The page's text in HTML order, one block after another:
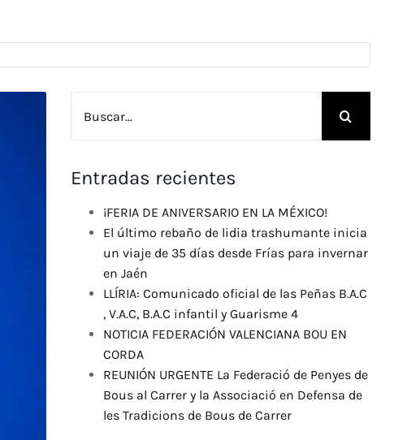
Entradas recientes
¡FERIA DE ANIVERSARIO EN LA MÉXICO!
El último rebaño de lidia trashumante inicia
un viaje de 35 días desde Frías para invernar
en Jaén
LLÍRIA: Comunicado oficial de las Peñas B.A.C
, V.A.C, B.A.C infantil y Guarisme 4
NOTICIA FEDERACIÓN VALENCIANA BOU EN
CORDA
REUNIÓN URGENTE La Federació de Penyes de
Bous al Carrer y la Associació en Defensa de
les Tradicions de Bous de Carrer